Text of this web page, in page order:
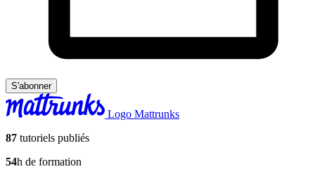
S'abonner
Logo Mattrunks
87 tutoriels publiés
54h de formation